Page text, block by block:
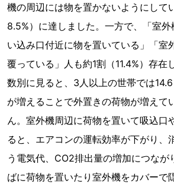
機の周辺には物を置かないようにして
8.5%）に達しました。一方で、「室
い込み口付近に物を置いている」「室
覆っている」人も約1割（11.4%）存在
数別に見ると、3人以上の世帯では
が増えることで外置きの荷物が増えて
ん。室外機周辺に荷物を置いて吸込口
ると、エアコンの運転効率が下がり、
う電気代、CO2排出量の増加につなが
ばに荷物を置いたり室外機をカバーで